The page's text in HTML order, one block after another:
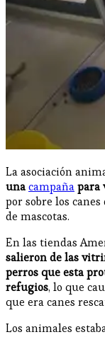
La asociación
unacampañapara
por sobre los
de mascotas.
En las tiendas
salieron de las
perros que esta
refugios, lo que
que era canes
Los animales